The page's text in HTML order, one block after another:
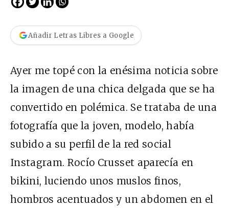
Añadir Letras Libres a Google
Ayer me topé con la enésima noticia sobre
la imagen de una chica delgada que se ha
convertido en polémica. Se trataba de una
fotografía que la joven, modelo, había
subido a su perfil de la red social
Instagram. Rocío Crusset aparecía en
bikini, luciendo unos muslos finos,
hombros acentuados y un abdomen en el